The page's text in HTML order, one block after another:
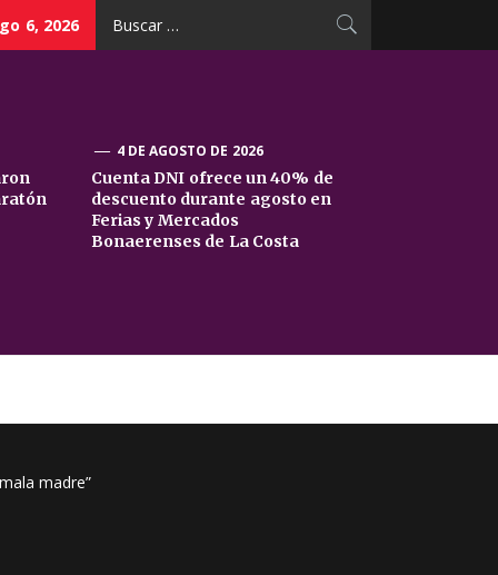
6, 2026
4 DE AGOSTO DE 2026
Cuenta DNI ofrece un 40% de
descuento durante agosto en
Ferias y Mercados
Bonaerenses de La Costa
madre”